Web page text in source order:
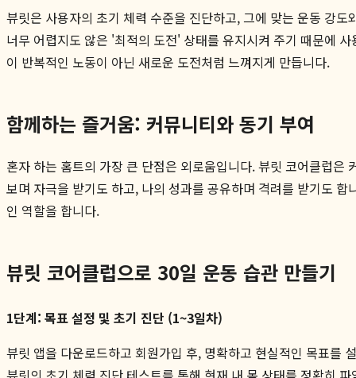
뷰릿은 사용자의 초기 체력 수준을 진단하고, 그에 맞는 운동 강
너무 어렵지도 않은 '최적의 도전' 상태를 유지시켜 주기 때문에
이 반복적인 노동이 아닌 새로운 도전처럼 느껴지게 만듭니다.
함께하는 즐거움: 커뮤니티와 동기 부여
혼자 하는 홈트의 가장 큰 단점은 외로움입니다. 뷰릿 코어클럽
보며 자극을 받기도 하고, 나의 성과를 공유하며 격려를 받기도
인 역할을 합니다.
뷰릿 코어클럽으로 30일 운동 습관 만들기
1단계: 목표 설정 및 초기 진단 (1~3일차)
뷰릿 앱을 다운로드하고 회원가입 후, 명확하고 현실적인 목표를